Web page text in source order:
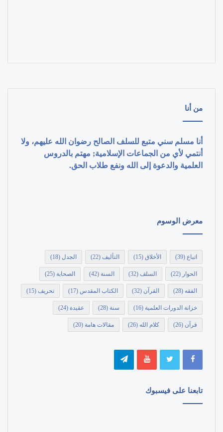
من أنا
أنا مسلم سني متبع للسلف الصالح رضوان الله عليهم، ولا
أنتمي لأي من الجماعات الإسلامية; مهتم بالدروس
العلمية والدعوة إلى الله ونفع طلاب الحق.
معرض الوسوم
اتباع (39) الأخلاق (15) التأليف (22) الجدل (18)
الحوار (22) السلف (32) السنة (42) الصحابة (25)
الفقه (28) القرآن (32) الكتاب المقدس (17) تحريف (15)
خزانة الدورات العلمية (16) سنة (28) عقيدة (24)
قرآن (26) كلام الله (26) مقالات هامة (20)
تابعنا على فيسبوك